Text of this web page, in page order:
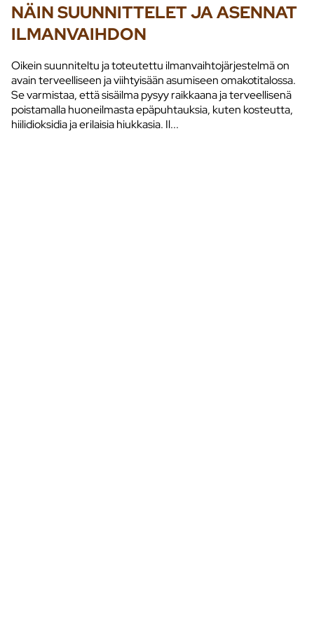
NÄIN SUUNNITTELET JA ASENNAT
ILMANVAIHDON
Oikein suunniteltu ja toteutettu ilmanvaihtojärjestelmä on
avain terveelliseen ja viihtyisään asumiseen omakotitalossa.
Se varmistaa, että sisäilma pysyy raikkaana ja terveellisenä
poistamalla huoneilmasta epäpuhtauksia, kuten kosteutta,
hiilidioksidia ja erilaisia hiukkasia. Il...